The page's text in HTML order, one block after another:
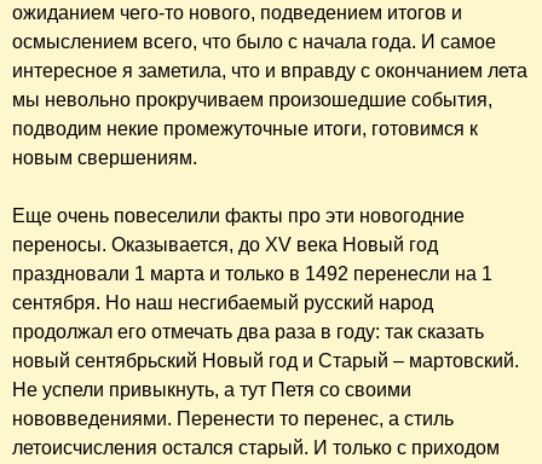
ожиданием чего-то нового, подведением итогов и
осмыслением всего, что было с начала года. И самое
интересное я заметила, что и вправду с окончанием лета
мы невольно прокручиваем произошедшие события,
подводим некие промежуточные итоги, готовимся к
новым свершениям.
Еще очень повеселили факты про эти новогодние
переносы. Оказывается, до XV века Новый год
праздновали 1 марта и только в 1492 перенесли на 1
сентября. Но наш несгибаемый русский народ
продолжал его отмечать два раза в году: так сказать
новый сентябрьский Новый год и Старый – мартовский.
Не успели привыкнуть, а тут Петя со своими
нововведениями. Перенести то перенес, а стиль
летоисчисления остался старый. И только с приходом